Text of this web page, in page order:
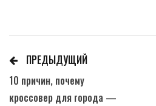
ПРЕДЫДУЩИЙ
10 причин, почему
кроссовер для города —